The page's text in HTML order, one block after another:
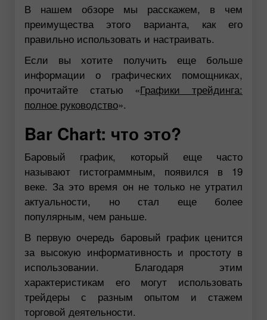
В нашем обзоре мы расскажем, в чем
преимущества этого варианта, как его
правильно использовать и настраивать.
Если вы хотите получить еще больше
информации о графических помощниках,
прочитайте статью «Графики трейдинга:
полное руководство».
Bar Chart: что это?
Баровый график, который еще часто
называют гистограммным, появился в 19
веке. За это время он не только не утратил
актуальности, но стал еще более
популярным, чем раньше.
В первую очередь баровый график ценится
за высокую информативность и простоту в
использовании. Благодаря этим
характеристикам его могут использовать
трейдеры с разным опытом и стажем
торговой деятельности.